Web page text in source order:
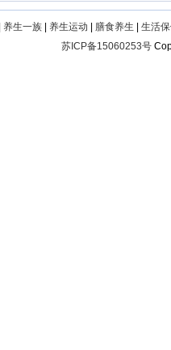
养生一族| 养生运动 膳食养生
生活
苏ICP备15060253号